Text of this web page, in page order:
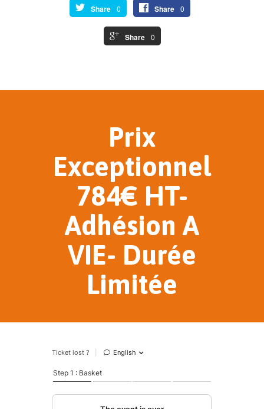
0
Share 0
Share
0
Share
Prix
Exceptionnel
784€ HT-
Adhésion A
VIE- Durée
Limitée